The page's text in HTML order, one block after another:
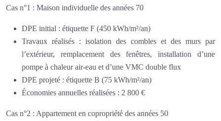
Cas n°1 : Maison individuelle des années 70
DPE initial : étiquette F (450 kWh/m²/an)
Travaux réalisés : isolation des combles et des murs par
l’extérieur, remplacement des fenêtres, installation d’une
pompe à chaleur air-eau et d’une VMC double flux
DPE projeté : étiquette B (75 kWh/m²/an)
Économies annuelles réalisées : 2 800 €
Cas n°2 : Appartement en copropriété des années 50